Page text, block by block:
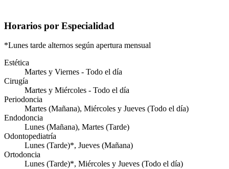
Horarios por Especialidad
*Lunes tarde alternos según apertura mensual
Estética
Martes y Viernes - Todo el día
Cirugía
Martes y Miércoles - Todo el día
Periodoncia
Martes (Mañana), Miércoles y Jueves (Todo el día)
Endodoncia
Lunes (Mañana), Martes (Tarde)
Odontopediatría
Lunes (Tarde)*, Jueves (Mañana)
Ortodoncia
Lunes (Tarde)*, Miércoles y Jueves (Todo el día)